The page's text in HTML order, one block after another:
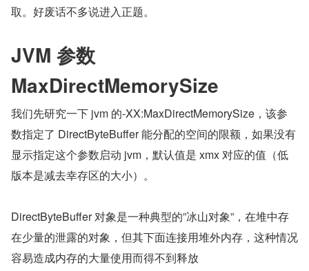
取。好废话不多说进入正题。
JVM 参数
MaxDirectMemorySize
我们先研究一下 jvm 的-XX:MaxDirectMemorySize，该参
数指定了 DirectByteBuffer 能分配的空间的限额，如果没有
显示指定这个参数启动 jvm，默认值是 xmx 对应的值（低
版本是减去幸存区的大小）。
DirectByteBuffer 对象是一种典型的”冰山对象”，在堆中存
在少量的泄露的对象，但其下面连接用堆外内存，这种情况
容易造成内存的大量使用而得不到释放